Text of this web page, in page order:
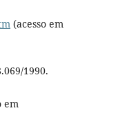
(acesso em
1990.
em